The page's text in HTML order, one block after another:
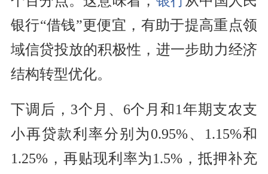
银行“借钱”更便宜，有助于提高重点领
域信贷投放的积极性，进一步助力经济
结构转型优化。
下调后，3个月、6个月和1年期支农支
小再贷款利率分别为0.95%、1.15%和
1.25%，再贴现利率为1.5%，抵押补充